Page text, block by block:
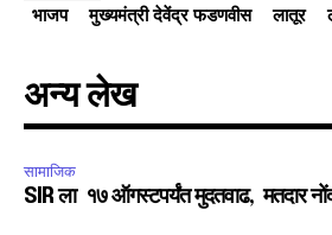
भाजप
मुख्यमंत्री देवेंद्र फडणवीस लातूर
अन्य लेख
सामाजिक
SIR ला १७ ऑगस्टपर्यंत मुदतवाढ, मतदार